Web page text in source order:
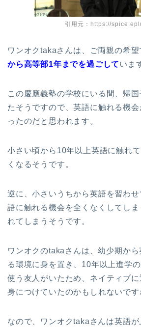
引用元：https://
ワンオクtakaさんは、ご両親の希望
から高等部1年までを過ごしていま
この慶應義塾の学校にいる間、帰
たそうですので、英語に触れる機
ったのだと思われます。
小さい頃から10年以上英語に触れ
くなるそうです。
逆に、小さいうちから英語を習わ
語に触れる機会を全くなくしてし
れてしまうそうです。
ワンオクのtakaさんは、幼少期か
る環境に身を置き、10年以上進学
使う友人がいたため、ネイティブ
身につけていたのかもしれないです
なので、ワンオクtakaさんは英語